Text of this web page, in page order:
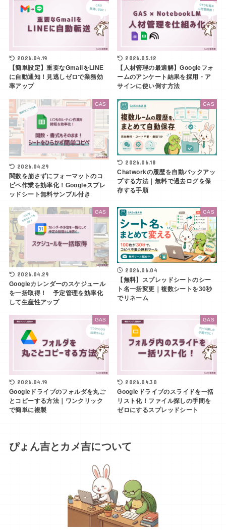
2026.04.19
【簡単設定】重要なGmailをLINE
に自動通知！見逃しゼロで業務効
率アップ
2026.05.12
【人材管理の最適解】Googleフォ
ームのアンケート結果を採用・ア
サインに使い倒す方法
GAS
2026.04.29
関数を崩さずにフォーマットのコ
ピペ作業を効率化！Googleスプレ
ッドシート無料サンプル付き
GAS
2026.06.18
Chatworkの履歴を自動バックアッ
プする方法｜無料で過去ログを保
存する手順
GAS
2026.04.29
Googleカレンダーのスケジュール
を一括取得！ 予定管理を効率化
して生産性アップ
GAS
2026.06.04
【無料】スプレッドシートのシー
ト名一括変更｜複数シートを30秒
でリネーム
GAS
2026.04.19
Googleドライブのフォルダを丸ご
とコピーする方法｜ワンクリック
で簡単に複製
GAS
2026.04.30
Googleドライブのスライドを一括
リスト化！ファイル探しの手間を
ゼロにするスプレッドシート
ぴょん吉とカメ吉について